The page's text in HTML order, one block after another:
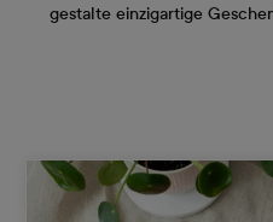
gestalte einzigartige